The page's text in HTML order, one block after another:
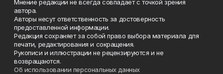
Мнение редакции не всегда совпадает с точкой зрения
автора.
Авторы несут ответственность за достоверность
предоставленной информации.
Редакция сохраняет за собой право выбора материала для
печати, редактирования и сокращения.
Рукописи и иллюстрации не рецензируются и не
возвращаются.
Об использовании персональных данных